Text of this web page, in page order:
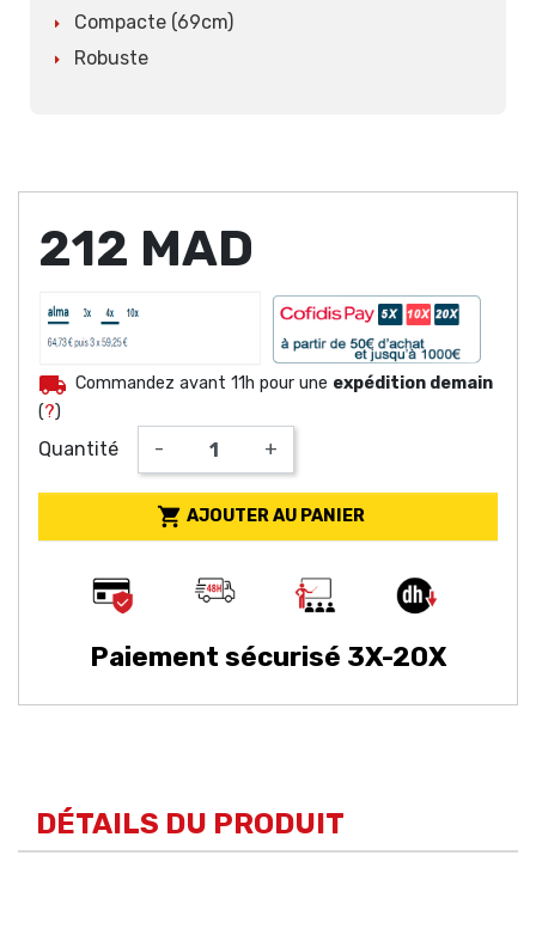
Compacte (69cm)
Robuste
212 MAD
local_shipping Commandez avant 11h pour une expédition demain
(?)
Quantité - +
 AJOUTER AU PANIER
Paiement sécurisé 3X-20X
DÉTAILS DU PRODUIT